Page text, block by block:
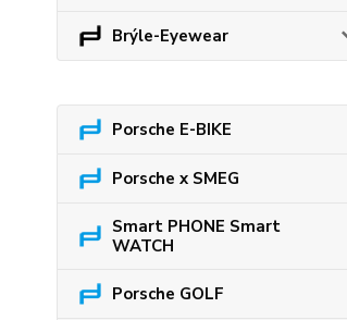
Brýle-Eyewear
Porsche E-BIKE
Porsche x SMEG
Smart PHONE Smart
WATCH
Porsche GOLF